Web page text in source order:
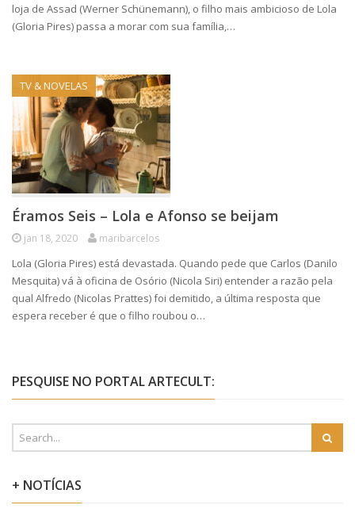
loja de Assad (Werner Schünemann), o filho mais ambicioso de Lola
(Gloria Pires) passa a morar com sua família,…
TV & NOVELAS
Éramos Seis – Lola e Afonso se beijam
jan 18, 2020 maribarcelos
Lola (Gloria Pires) está devastada. Quando pede que Carlos (Danilo
Mesquita) vá à oficina de Osório (Nicola Siri) entender a razão pela
qual Alfredo (Nicolas Prattes) foi demitido, a última resposta que
espera receber é que o filho roubou o…
PESQUISE NO PORTAL ARTECULT:
+ NOTÍCIAS